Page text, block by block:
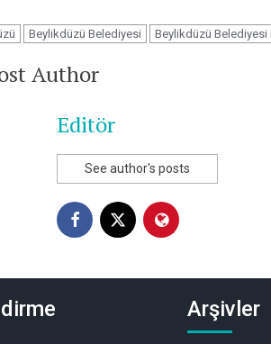
Beylikdüzü Belediyesi Beylikdüzü Belediyesi
Author
Editör
See author's posts
Arşivler